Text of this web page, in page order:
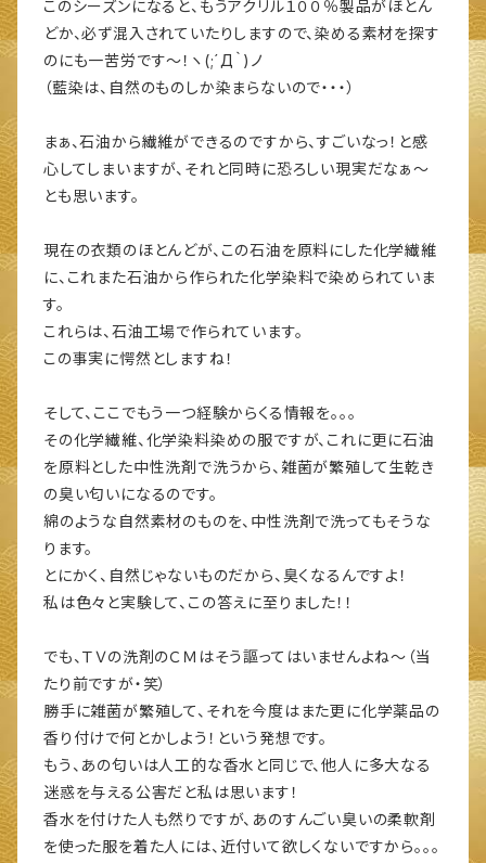
このシーズンになると、もうアクリル１００％製品がほとん
どか、必ず混入されていたりしますので、染める素材を探す
のにも一苦労です～！ヽ(;´Д｀)ノ
（藍染は、自然のものしか染まらないので・・・）
まぁ、石油から繊維ができるのですから、すごいなっ！と感
心してしまいますが、それと同時に恐ろしい現実だなぁ～
とも思います。
現在の衣類のほとんどが、この石油を原料にした化学繊維
に、これまた石油から作られた化学染料で染められていま
す。
これらは、石油工場で作られています。
この事実に愕然としますね！
そして、ここでもう一つ経験からくる情報を。。。
その化学繊維、化学染料染めの服ですが、これに更に石油
を原料とした中性洗剤で洗うから、雑菌が繁殖して生乾き
の臭い匂いになるのです。
綿のような自然素材のものを、中性洗剤で洗ってもそうな
ります。
とにかく、自然じゃないものだから、臭くなるんですよ！
私は色々と実験して、この答えに至りました！！
でも、ＴＶの洗剤のＣＭはそう謳ってはいませんよね～（当
たり前ですが・笑）
勝手に雑菌が繁殖して、それを今度はまた更に化学薬品の
香り付けで何とかしよう！という発想です。
もう、あの匂いは人工的な香水と同じで、他人に多大なる
迷惑を与える公害だと私は思います！
香水を付けた人も然りですが、あのすんごい臭いの柔軟剤
を使った服を着た人には、近付いて欲しくないですから。。。